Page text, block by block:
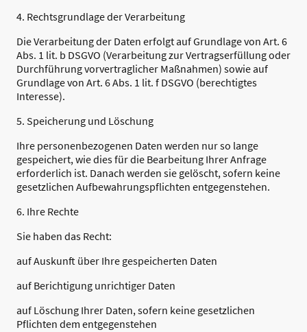
4. Rechtsgrundlage der Verarbeitung
Die Verarbeitung der Daten erfolgt auf Grundlage von Art. 6
Abs. 1 lit. b DSGVO (Verarbeitung zur Vertragserfüllung oder
Durchführung vorvertraglicher Maßnahmen) sowie auf
Grundlage von Art. 6 Abs. 1 lit. f DSGVO (berechtigtes
Interesse).
5. Speicherung und Löschung
Ihre personenbezogenen Daten werden nur so lange
gespeichert, wie dies für die Bearbeitung Ihrer Anfrage
erforderlich ist. Danach werden sie gelöscht, sofern keine
gesetzlichen Aufbewahrungspflichten entgegenstehen.
6. Ihre Rechte
Sie haben das Recht:
auf Auskunft über Ihre gespeicherten Daten
auf Berichtigung unrichtiger Daten
auf Löschung Ihrer Daten, sofern keine gesetzlichen
Pflichten dem entgegenstehen